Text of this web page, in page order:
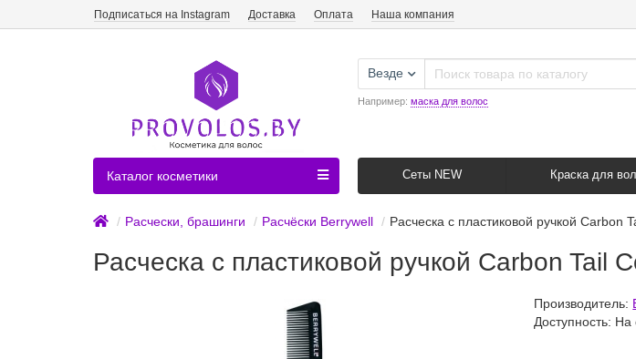
Подписаться на Instagram Доставка Оплата Наша компания
Везде
Например: маска для волос
Сеты NEW Краска для
Каталог косметики
Расчески, брашинги Расчёски Berrywell Расческа с пластиковой ручкой Carbon
Расческа с пластиковой ручкой Carbon Tail
Производитель:
Доступность: На